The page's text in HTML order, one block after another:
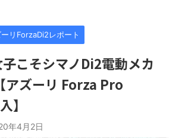
リForzaDi2レポート
こそシマノDi2電動メカ
アズーリ Forza Pro
】
年4月2日